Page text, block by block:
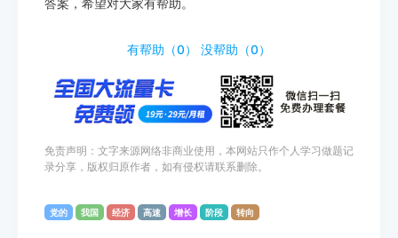
答案，希望对大家有帮助。
有帮助（0） 没帮助（0）
免责声明：文字来源网络非商业使用，本网站只作个人学习做题记
录分享，版权归原作者，如有侵权请联系删除。
党的 我国 经济 高速 增长 阶段 转向